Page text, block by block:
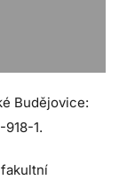
Budějovice:
1.